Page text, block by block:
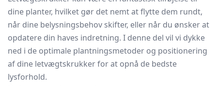
dine planter, hvilket gør det nemt at flytte dem rundt,
når dine belysningsbehov skifter, eller når du ønsker at
opdatere din haves indretning. I denne del vil vi dykke
ned i de optimale plantningsmetoder og positionering
af dine letvægtskrukker for at opnå de bedste
lysforhold.